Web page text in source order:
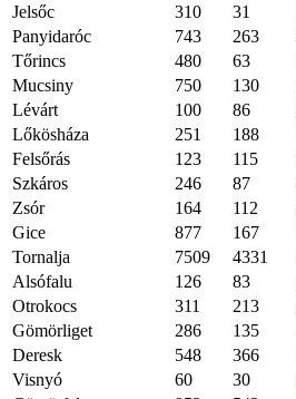
Jelsőc
310 31
Panyidaróc
743 263
Tőrincs
480 63
Mucsiny
750 130
Lévárt
100 86
Lőkösháza
251 188
Felsőrás
123 115
Szkáros
246 87
Zsór
164 112
Gice
877 167
Tornalja
7509 4331
Alsófalu
126 83
Otrokocs
311 213
Gömörliget
286 135
Deresk
548 366
Visnyó
60 30